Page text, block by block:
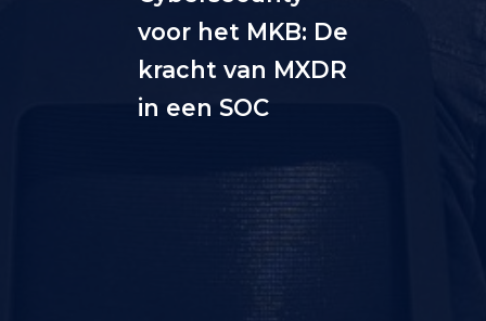
voor het MKB: De
kracht van MXDR
in een SOC